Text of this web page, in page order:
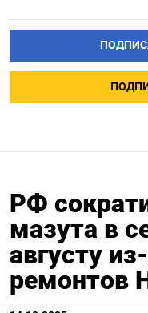
РФ
мазута в
августу
ремонтов